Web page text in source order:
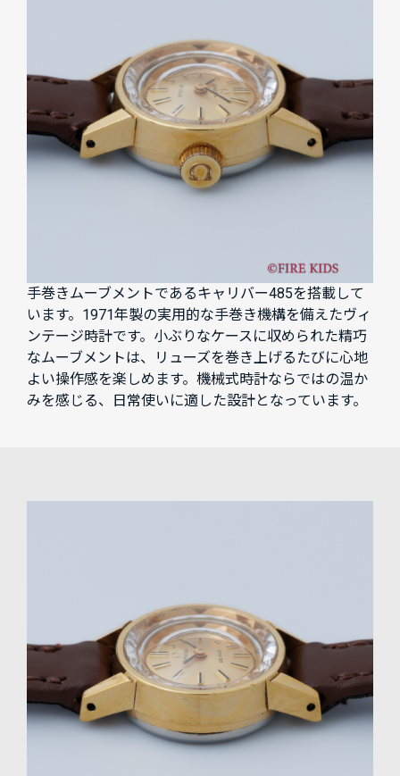
手巻きムーブメントであるキャリバー485を搭載して
います。1971年製の実用的な手巻き機構を備えたヴィ
ンテージ時計です。小ぶりなケースに収められた精巧
なムーブメントは、リューズを巻き上げるたびに心地
よい操作感を楽しめます。機械式時計ならではの温か
みを感じる、日常使いに適した設計となっています。